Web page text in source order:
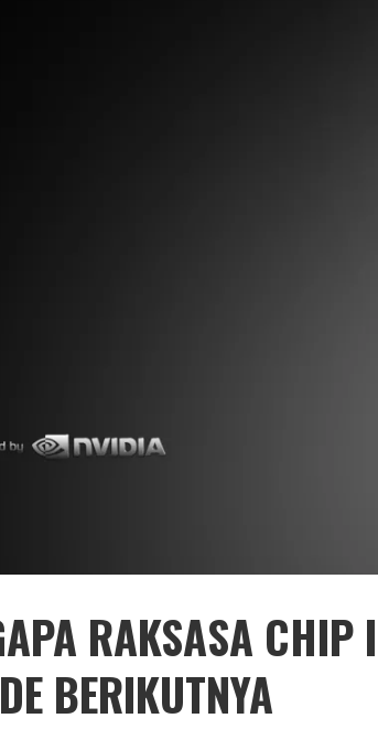
RAKSASA
BERIKUTNYA